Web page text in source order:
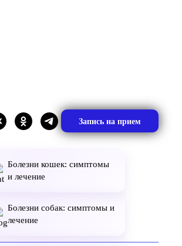
Запись на прием
Болезни кошек: симптомы
и лечение
Болезни собак: симптомы и
лечение